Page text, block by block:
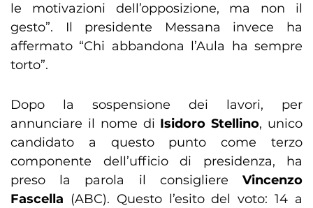
le motivazioni dell’opposizione, ma non il
gesto”. Il presidente Messana invece ha
affermato “Chi abbandona l’Aula ha sempre
torto”.
Dopo la sospensione dei lavori, per
annunciare il nome di Isidoro Stellino, unico
candidato a questo punto come terzo
componente dell’ufficio di presidenza, ha
preso la parola il consigliere Vincenzo
Fascella (ABC). Questo l’esito del voto: 14 a